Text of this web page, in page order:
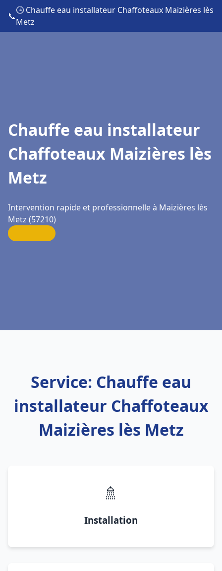
📞
🕒 Chauffe eau installateur Chaffoteaux Maizières lès
Metz
Chauffe eau installateur
Chaffoteaux Maizières lès
Metz
Intervention rapide et professionnelle à Maizières lès
Metz (57210)
Service: Chauffe eau
installateur Chaffoteaux
Maizières lès Metz
🚿
Installation